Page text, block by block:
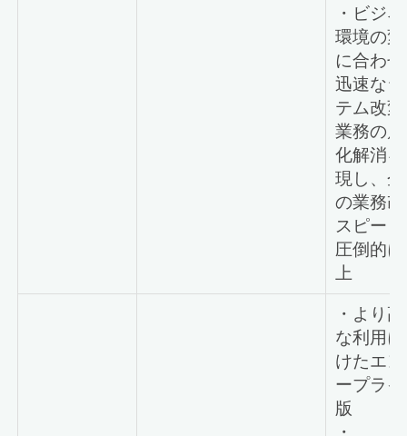
・ビジ
環境の
に合わ
迅速な
テム改
業務の
化解消
現し、
の業務
スピー
圧倒的
上
・より
な利用
けたエ
ープラ
版
・